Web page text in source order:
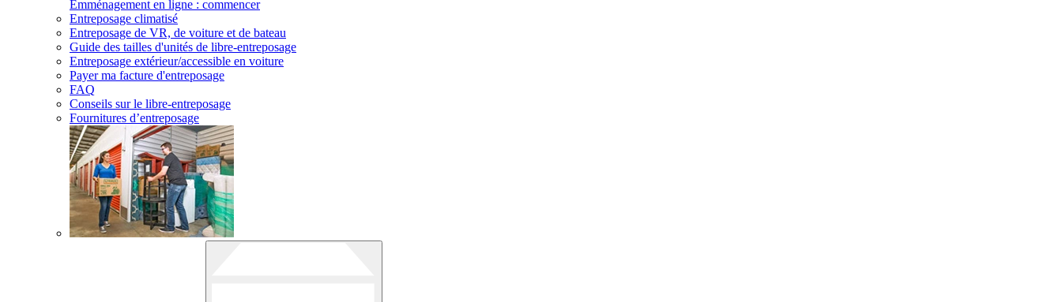
Emménagement en ligne : commencer
Entreposage climatisé
Entreposage de VR, de voiture et de bateau
Guide des tailles d'unités de libre-entreposage
Entreposage extérieur/accessible en voiture
Payer ma facture d'entreposage
FAQ
Conseils sur le libre-entreposage
Fournitures d’entreposage